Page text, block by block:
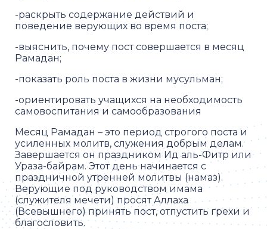
-раскрыть содержание действий и
поведение верующих во время поста;
-выяснить, почему пост совершается в месяц
Рамадан;
-показать роль поста в жизни мусульман;
-ориентировать учащихся на необходимость
самовоспитания и самообразования
Месяц Рамадан – это период строгого поста и
усиленных молитв, служения добрым делам.
Завершается он праздником Ид аль-Фитр или
Ураза-байрам. Этот день начинается с
праздничной утренней молитвы (намаз).
Верующие под руководством имама
(служителя мечети) просят Аллаха
(Всевышнего) принять пост, отпустить грехи и
благословить.